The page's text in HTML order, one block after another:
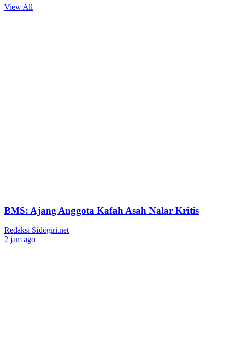
View All
BMS: Ajang Anggota Kafah Asah Nalar Kritis
Redaksi Sidogiri.net
2 jam ago